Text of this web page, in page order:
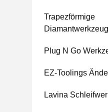
Trapezförmige
Plug N Go
EZ-Toolings
Lavina